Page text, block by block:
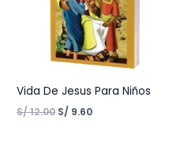
Vida De Jesus Para Niños
S/12.00 S/ 9.60